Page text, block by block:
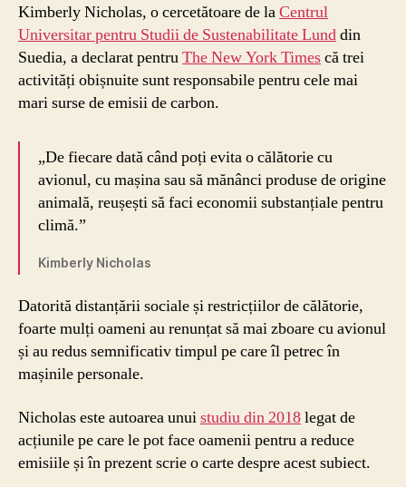
Kimberly Nicholas, o cercetătoare de laCentrul
Universitar pentru Studii de Sustenabilitate Lunddin
Suedia, a declarat pentruThe New York Timescă trei
activități obișnuite sunt responsabile pentru cele mai
mari surse de emisii de carbon.
„De fiecare dată când poți evita o călătorie cu
avionul, cu mașina sau să mănânci produse de origine
animală, reușești să faci economii substanțiale pentru
climă.”
Kimberly Nicholas
Datorită distanțării sociale și restricțiilor de călătorie,
foarte mulți oameni au renunțat să mai zboare cu avionul
și au redus semnificativ timpul pe care îl petrec în
mașinile personale.
Nicholas este autoarea unuistudiu din 2018legat de
acțiunile pe care le pot face oamenii pentru a reduce
emisiile și în prezent scrie o carte despre acest subiect.